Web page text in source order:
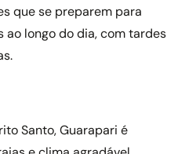
que se preparem para
ao longo do dia, com tardes
Santo, Guarapari é